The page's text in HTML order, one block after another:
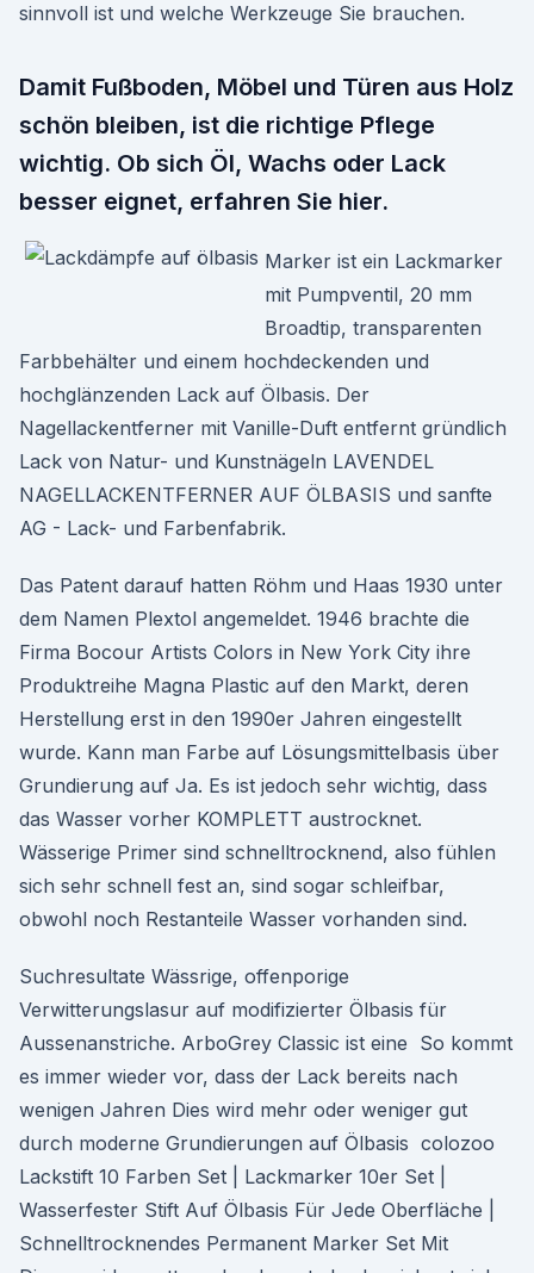
sinnvoll ist und welche Werkzeuge Sie brauchen.
Damit Fußboden, Möbel und Türen aus Holz
schön bleiben, ist die richtige Pflege
wichtig. Ob sich Öl, Wachs oder Lack
besser eignet, erfahren Sie hier.
Marker ist ein Lackmarker
mit Pumpventil, 20 mm
Broadtip, transparenten
Farbbehälter und einem hochdeckenden und
hochglänzenden Lack auf Ölbasis. Der
Nagellackentferner mit Vanille-Duft entfernt gründlich
Lack von Natur- und Kunstnägeln LAVENDEL
NAGELLACKENTFERNER AUF ÖLBASIS und sanfte
AG - Lack- und Farbenfabrik.
Das Patent darauf hatten Röhm und Haas 1930 unter
dem Namen Plextol angemeldet. 1946 brachte die
Firma Bocour Artists Colors in New York City ihre
Produktreihe Magna Plastic auf den Markt, deren
Herstellung erst in den 1990er Jahren eingestellt
wurde. Kann man Farbe auf Lösungsmittelbasis über
Grundierung auf Ja. Es ist jedoch sehr wichtig, dass
das Wasser vorher KOMPLETT austrocknet.
Wässerige Primer sind schnelltrocknend, also fühlen
sich sehr schnell fest an, sind sogar schleifbar,
obwohl noch Restanteile Wasser vorhanden sind.
Suchresultate Wässrige, offenporige
Verwitterungslasur auf modifizierter Ölbasis für
Aussenanstriche. ArboGrey Classic ist eine So kommt
es immer wieder vor, dass der Lack bereits nach
wenigen Jahren Dies wird mehr oder weniger gut
durch moderne Grundierungen auf Ölbasis colozoo
Lackstift 10 Farben Set | Lackmarker 10er Set |
Wasserfester Stift Auf Ölbasis Für Jede Oberfläche |
Schnelltrocknendes Permanent Marker Set Mit